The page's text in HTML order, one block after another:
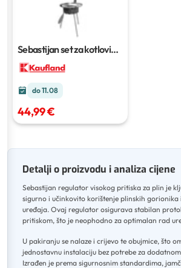
Sebastijan set za kotlovinu
do 11.08
44,99 €
Detalji o proizvodu i analiza cijene
Sebastijan regulator visokog pritiska za plin je
sigurno i učinkovito korištenje plinskih gorionika
uređaja. Ovaj regulator osigurava stabilan
pritiskom, što je neophodno za optimalan rad
U pakiranju se nalaze i crijevo te obujmice, što
jednostavnu instalaciju bez potrebe za
Izrađen je prema sigurnosnim standardima,